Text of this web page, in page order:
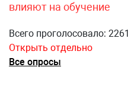
влияют на обучение
Всего проголосовало: 2261
Открыть отдельно
Все опросы